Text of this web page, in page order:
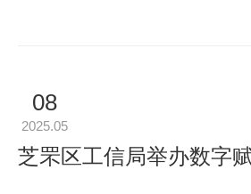
08
2025.05
芝罘区工信局举办数字赋能专